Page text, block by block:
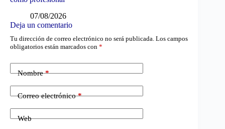
07/08/2026
Deja un comentario
Tu dirección de correo electrónico no será publicada. Los campos
obligatorios están marcados con *
Nombre*
Correo electrónico*
Web